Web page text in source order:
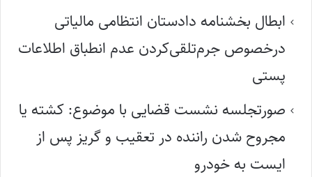
ابطال بخشنامه دادستان انتظامی مالیاتی
درخصوص جرم‌تلقی‌کردن عدم انطباق اطلاعات
پستی
صورتجلسه نشست قضایی با موضوع: کشته یا
مجروح شدن راننده در تعقیب و گریز پس از
ایست به خودرو